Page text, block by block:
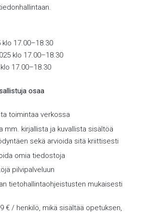
klo 17.00–18.30
klo 17.00–18.30
17.00–18.30
osaa
toimintaa verkossa
mm. kirjallista ja kuvallista sisältöä
sekä arvioida sitä kriittisesti
omia tiedostoja
pilvipalveluun
tietohallintaohjeistusten mukaisesti
€ / henkilö, mikä sisältää opetuksen,